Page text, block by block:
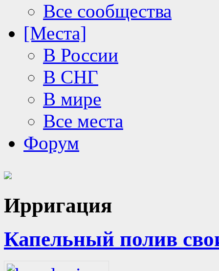
Все сообщества
[Места]
В России
В СНГ
В мире
Все места
Форум
Ирригация
Капельный полив